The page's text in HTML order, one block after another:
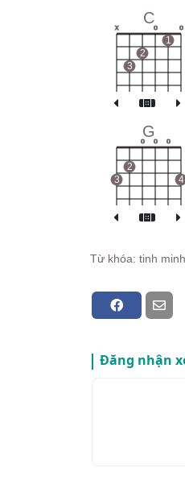
C
x
3
2
o
1
o
G
3
2
o o o
4
Từ khóa: tinh
Đăng nhận